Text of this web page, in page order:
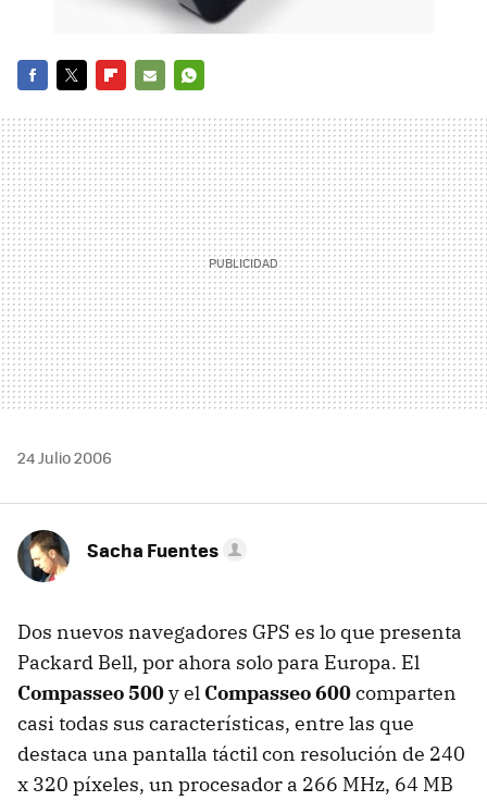
MAIL
24 Julio 2006
Sacha Fuentes
Dos nuevos navegadores GPS es lo que presenta
Packard Bell, por ahora solo para Europa. El
Compasseo 500y el Compasseo 600comparten
casi todas sus características, entre las que
destaca una pantalla táctil con resolución de 240
x 320 píxeles, un procesador a 266 MHz, 64 MB